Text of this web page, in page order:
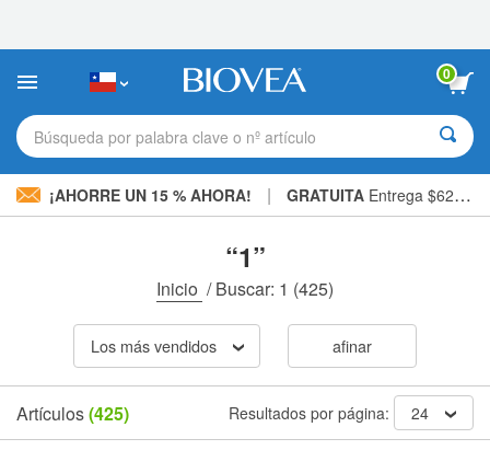
sitio
incluye
sistema
de
0
Búsqueda por palabra clave o nº artículo
¡AHORRE UN 15 % AHORA! | GRATUITA Entrega $62.900 »
“1”
Inicio /Buscar: 1 (425)
Los más vendidos afinar
Artículos(425) Resultados por página: 24